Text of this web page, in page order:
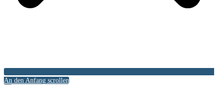
An den Anfang scrollen